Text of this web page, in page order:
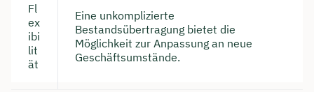
Fl
ex
ibi
lit
ät
Eine unkomplizierte
Bestandsübertragung bietet die
Möglichkeit zur Anpassung an neue
Geschäftsumstände.